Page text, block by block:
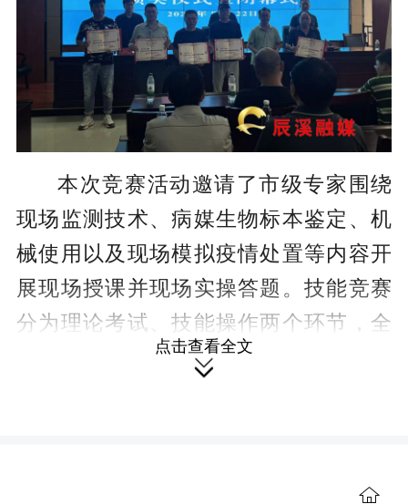
本次竞赛活动邀请了市级专家围绕
现场监测技术、病媒生物标本鉴定、机
械使用以及现场模拟疫情处置等内容开
展现场授课并现场实操答题。技能竞赛
分为理论考试、技能操作两个环节，全
面考查选手对病媒生物防制相关知识的
点击查看全文
